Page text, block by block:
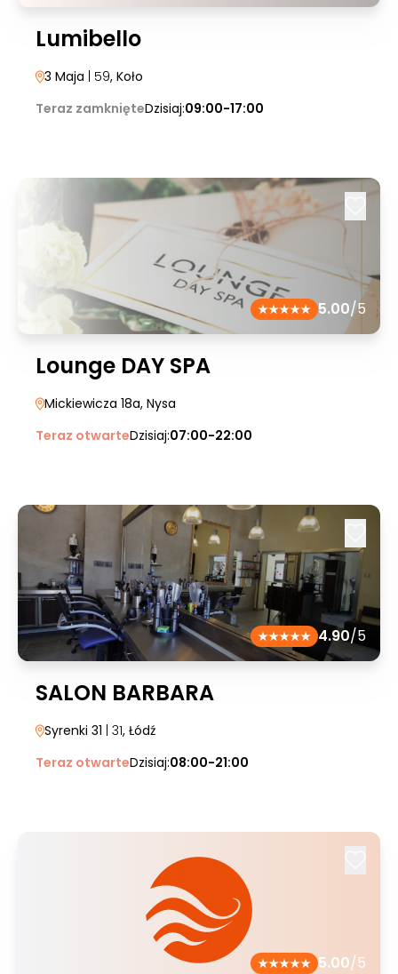
Lumibello
3 Maja | 59, Koło
Teraz zamknięteDzisiaj:09:00-17:00
5.00/5
Lounge DAY SPA
Mickiewicza 18a, Nysa
Teraz otwarteDzisiaj:07:00-22:00
4.90/5
SALON BARBARA
Syrenki 31 | 31, Łódź
Teraz otwarteDzisiaj:08:00-21:00
5.00/5